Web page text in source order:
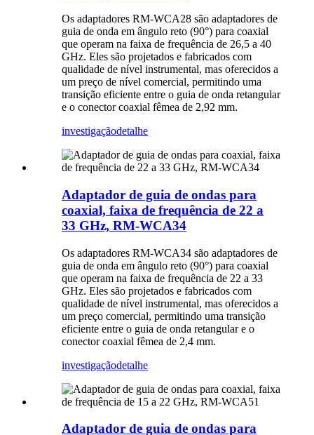
Os adaptadores RM-WCA28 são adaptadores de
guia de onda em ângulo reto (90°) para coaxial
que operam na faixa de frequência de 26,5 a 40
GHz. Eles são projetados e fabricados com
qualidade de nível instrumental, mas oferecidos a
um preço de nível comercial, permitindo uma
transição eficiente entre o guia de onda retangular
e o conector coaxial fêmea de 2,92 mm.
investigaçãodetalhe
Adaptador de guia de ondas para
coaxial, faixa de frequência de 22 a
33 GHz, RM-WCA34
Os adaptadores RM-WCA34 são adaptadores de
guia de onda em ângulo reto (90°) para coaxial
que operam na faixa de frequência de 22 a 33
GHz. Eles são projetados e fabricados com
qualidade de nível instrumental, mas oferecidos a
um preço comercial, permitindo uma transição
eficiente entre o guia de onda retangular e o
conector coaxial fêmea de 2,4 mm.
investigaçãodetalhe
Adaptador de guia de ondas para